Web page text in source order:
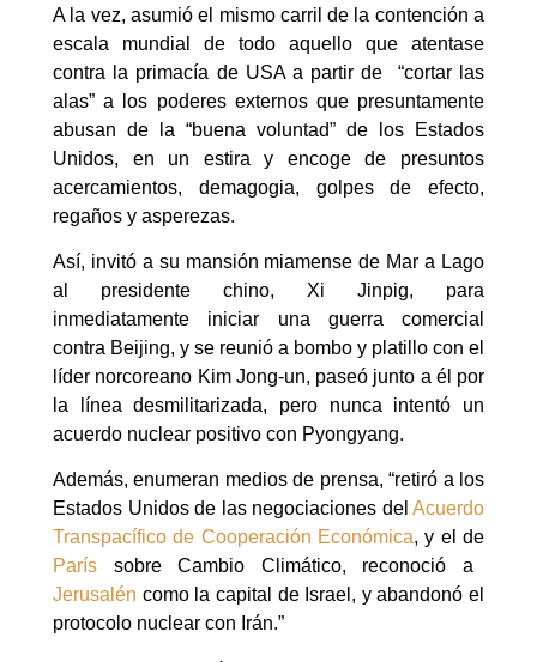
A la vez, asumió el mismo carril de la contención a
escala mundial de todo aquello que atentase
contra la primacía de USA a partir de “cortar las
alas” a los poderes externos que presuntamente
abusan de la “buena voluntad” de los Estados
Unidos, en un estira y encoge de presuntos
acercamientos, demagogia, golpes de efecto,
regaños y asperezas.
Así, invitó a su mansión miamense de Mar a Lago
al presidente chino, Xi Jinpig, para
inmediatamente iniciar una guerra comercial
contra Beijing, y se reunió a bombo y platillo con el
líder norcoreano Kim Jong-un, paseó junto a él por
la línea desmilitarizada, pero nunca intentó un
acuerdo nuclear positivo con Pyongyang.
Además, enumeran medios de prensa, “retiró a los
Estados Unidos de las negociaciones del Acuerdo
Transpacífico de Cooperación Económica, y el de
París sobre Cambio Climático, reconoció a
Jerusalén como la capital de Israel, y abandonó el
protocolo nuclear con Irán.”